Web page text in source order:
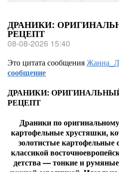
ДРАНИКИ:
РЕЦЕПТ
08-08-2026 15:40
Это цитата сообщения
сообщение
ДРАНИКИ:
РЕЦЕПТ
Драники по
картофельные хрустяшки,
золотистые картофельные
классикой
детства — тонкие и